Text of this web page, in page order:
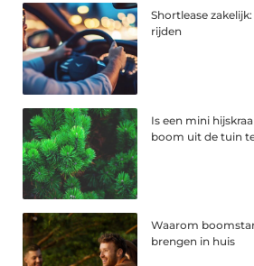
Shortlease
rijden
Is een mini
boom uit de tuin
Waarom
brengen in huis